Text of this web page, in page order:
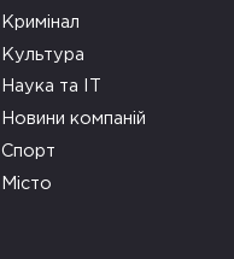
Кримінал
Культура
Наука та ІТ
Новини компаній
Спорт
Місто